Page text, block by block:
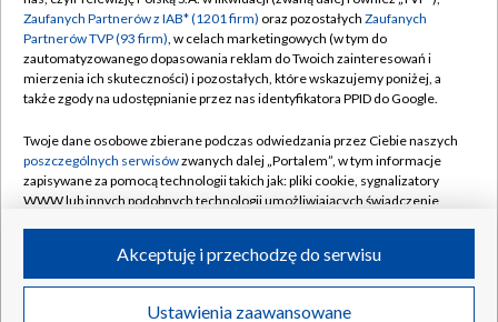
Emisja w TVP
Centrum informacji TVP
Naziemna Telewizja Cyfrowa
Rada Programowa
System NOS
Informacje o nadawcy
Program dla prasy
Polityka prywatności
Moje zgody
Pomoc
Kontakt
Kanały
©2026 Telewizja Polska S.A. w likwidacji
Zaufanych Partnerów z IAB* (1201 firm) oraz pozostałych Zaufanych
Partnerów TVP (93 firm), w celach marketingowych (w tym do
zautomatyzowanego dopasowania reklam do Twoich zainteresowań i
mierzenia ich skuteczności) i pozostałych, które wskazujemy poniżej, a
także zgody na udostępnianie przez nas identyfikatora PPID do Google.
Twoje dane osobowe zbierane podczas odwiedzania przez Ciebie naszych
poszczególnych serwisówzwanych dalej „Portalem”, w tym informacje
zapisywane za pomocą technologii takich jak: pliki cookie, sygnalizatory
WWW lub innych podobnych technologii umożliwiających świadczenie
ruchu w Internecie.
Twoje dane osobowe zbierane podczas odwiedzania przez Ciebie
Ustawienia zaawansowane
Akceptuję i przechodzę do serwisu